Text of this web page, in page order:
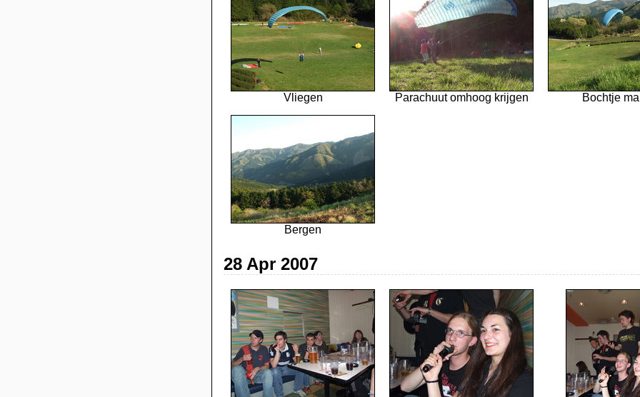
Vliegen Parachuut omhoog krijgen Bochtje
Bergen
28 Apr 2007